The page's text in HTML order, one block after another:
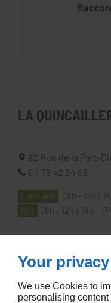
LA
82 Rue de la Part-
04 78 42 24 08
Lun - Jeu
Ven
08h - 12h / 14h - 17h
À PROPOS
Accueil
Your
We use Cookies to
personalising